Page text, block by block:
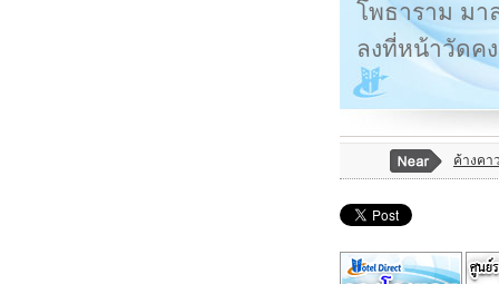
โพธาราม มา
ลงที่หน้าวัดค
ค้างคา